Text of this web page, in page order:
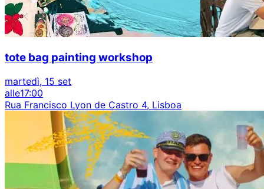
tote bag painting workshop
martedì, 15 set
alle17:00
Rua Francisco Lyon de Castro 4, Lisboa